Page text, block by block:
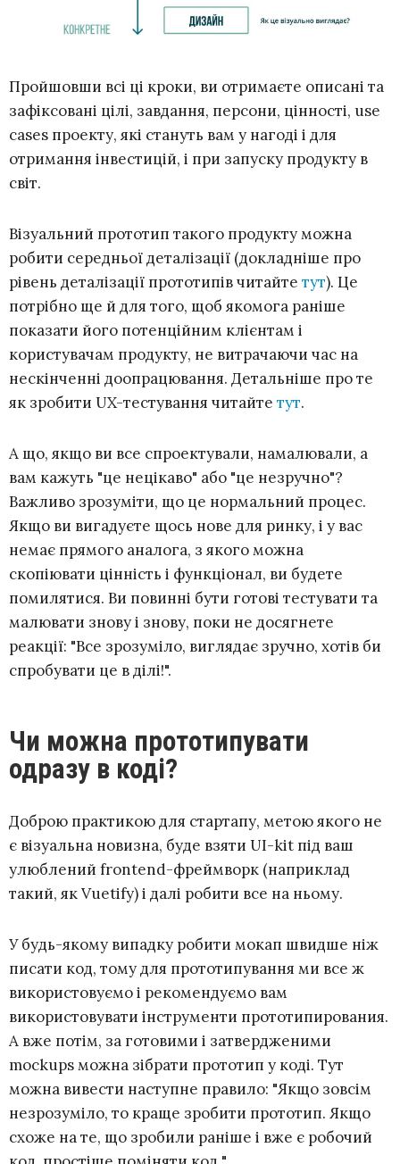
Пройшовши всі ці кроки, ви отримаєте описані та
зафіксовані цілі, завдання, персони, цінності, use
cases проекту, які стануть вам у нагоді і для
отримання інвестицій, і при запуску продукту в
світ.
Візуальний прототип такого продукту можна
робити середньої деталізації (докладніше про
рівень деталізації прототипів читайте тут). Це
потрібно ще й для того, щоб якомога раніше
показати його потенційним клієнтам і
користувачам продукту, не витрачаючи час на
нескінченні доопрацювання. Детальніше про те
як зробити UX-тестування читайте тут.
А що, якщо ви все спроектували, намалювали, а
вам кажуть "це нецікаво" або "це незручно"?
Важливо зрозуміти, що це нормальний процес.
Якщо ви вигадуєте щось нове для ринку, і у вас
немає прямого аналога, з якого можна
скопіювати цінність і функціонал, ви будете
помилятися. Ви повинні бути готові тестувати та
малювати знову і знову, поки не досягнете
реакції: "Все зрозуміло, виглядає зручно, хотів би
спробувати це в ділі!".
Чи можна прототипувати
одразу в коді?
Доброю практикою для стартапу, метою якого не
є візуальна новизна, буде взяти UI-kit під ваш
улюблений frontend-фреймворк (наприклад
такий, як Vuetify) і далі робити все на ньому.
У будь-якому випадку робити мокап швидше ніж
писати код, тому для прототипування ми все ж
використовуємо і рекомендуємо вам
використовувати інструменти прототипирования.
А вже потім, за готовими і затвердженими
mockups можна зібрати прототип у коді. Тут
можна вивести наступне правило: "Якщо зовсім
незрозуміло, то краще зробити прототип. Якщо
схоже на те, що зробили раніше і вже є робочий